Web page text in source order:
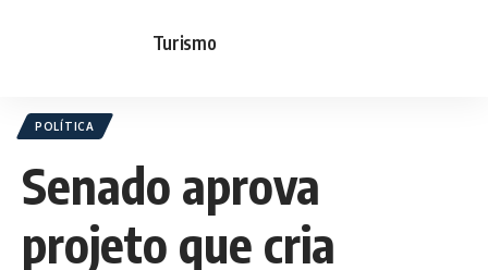
Turismo
POLÍTICA
Senado aprova
projeto que cria